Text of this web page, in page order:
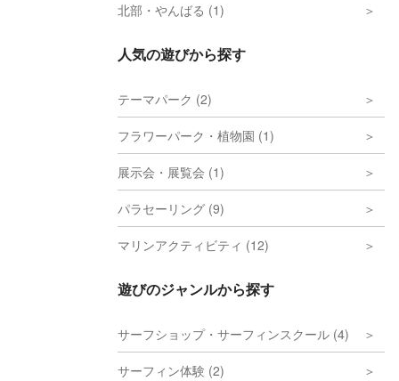
北部・やんばる (1)
人気の遊びから探す
テーマパーク (2)
フラワーパーク・植物園 (1)
展示会・展覧会 (1)
パラセーリング (9)
マリンアクティビティ (12)
遊びのジャンルから探す
サーフショップ・サーフィンスクール (4)
サーフィン体験 (2)